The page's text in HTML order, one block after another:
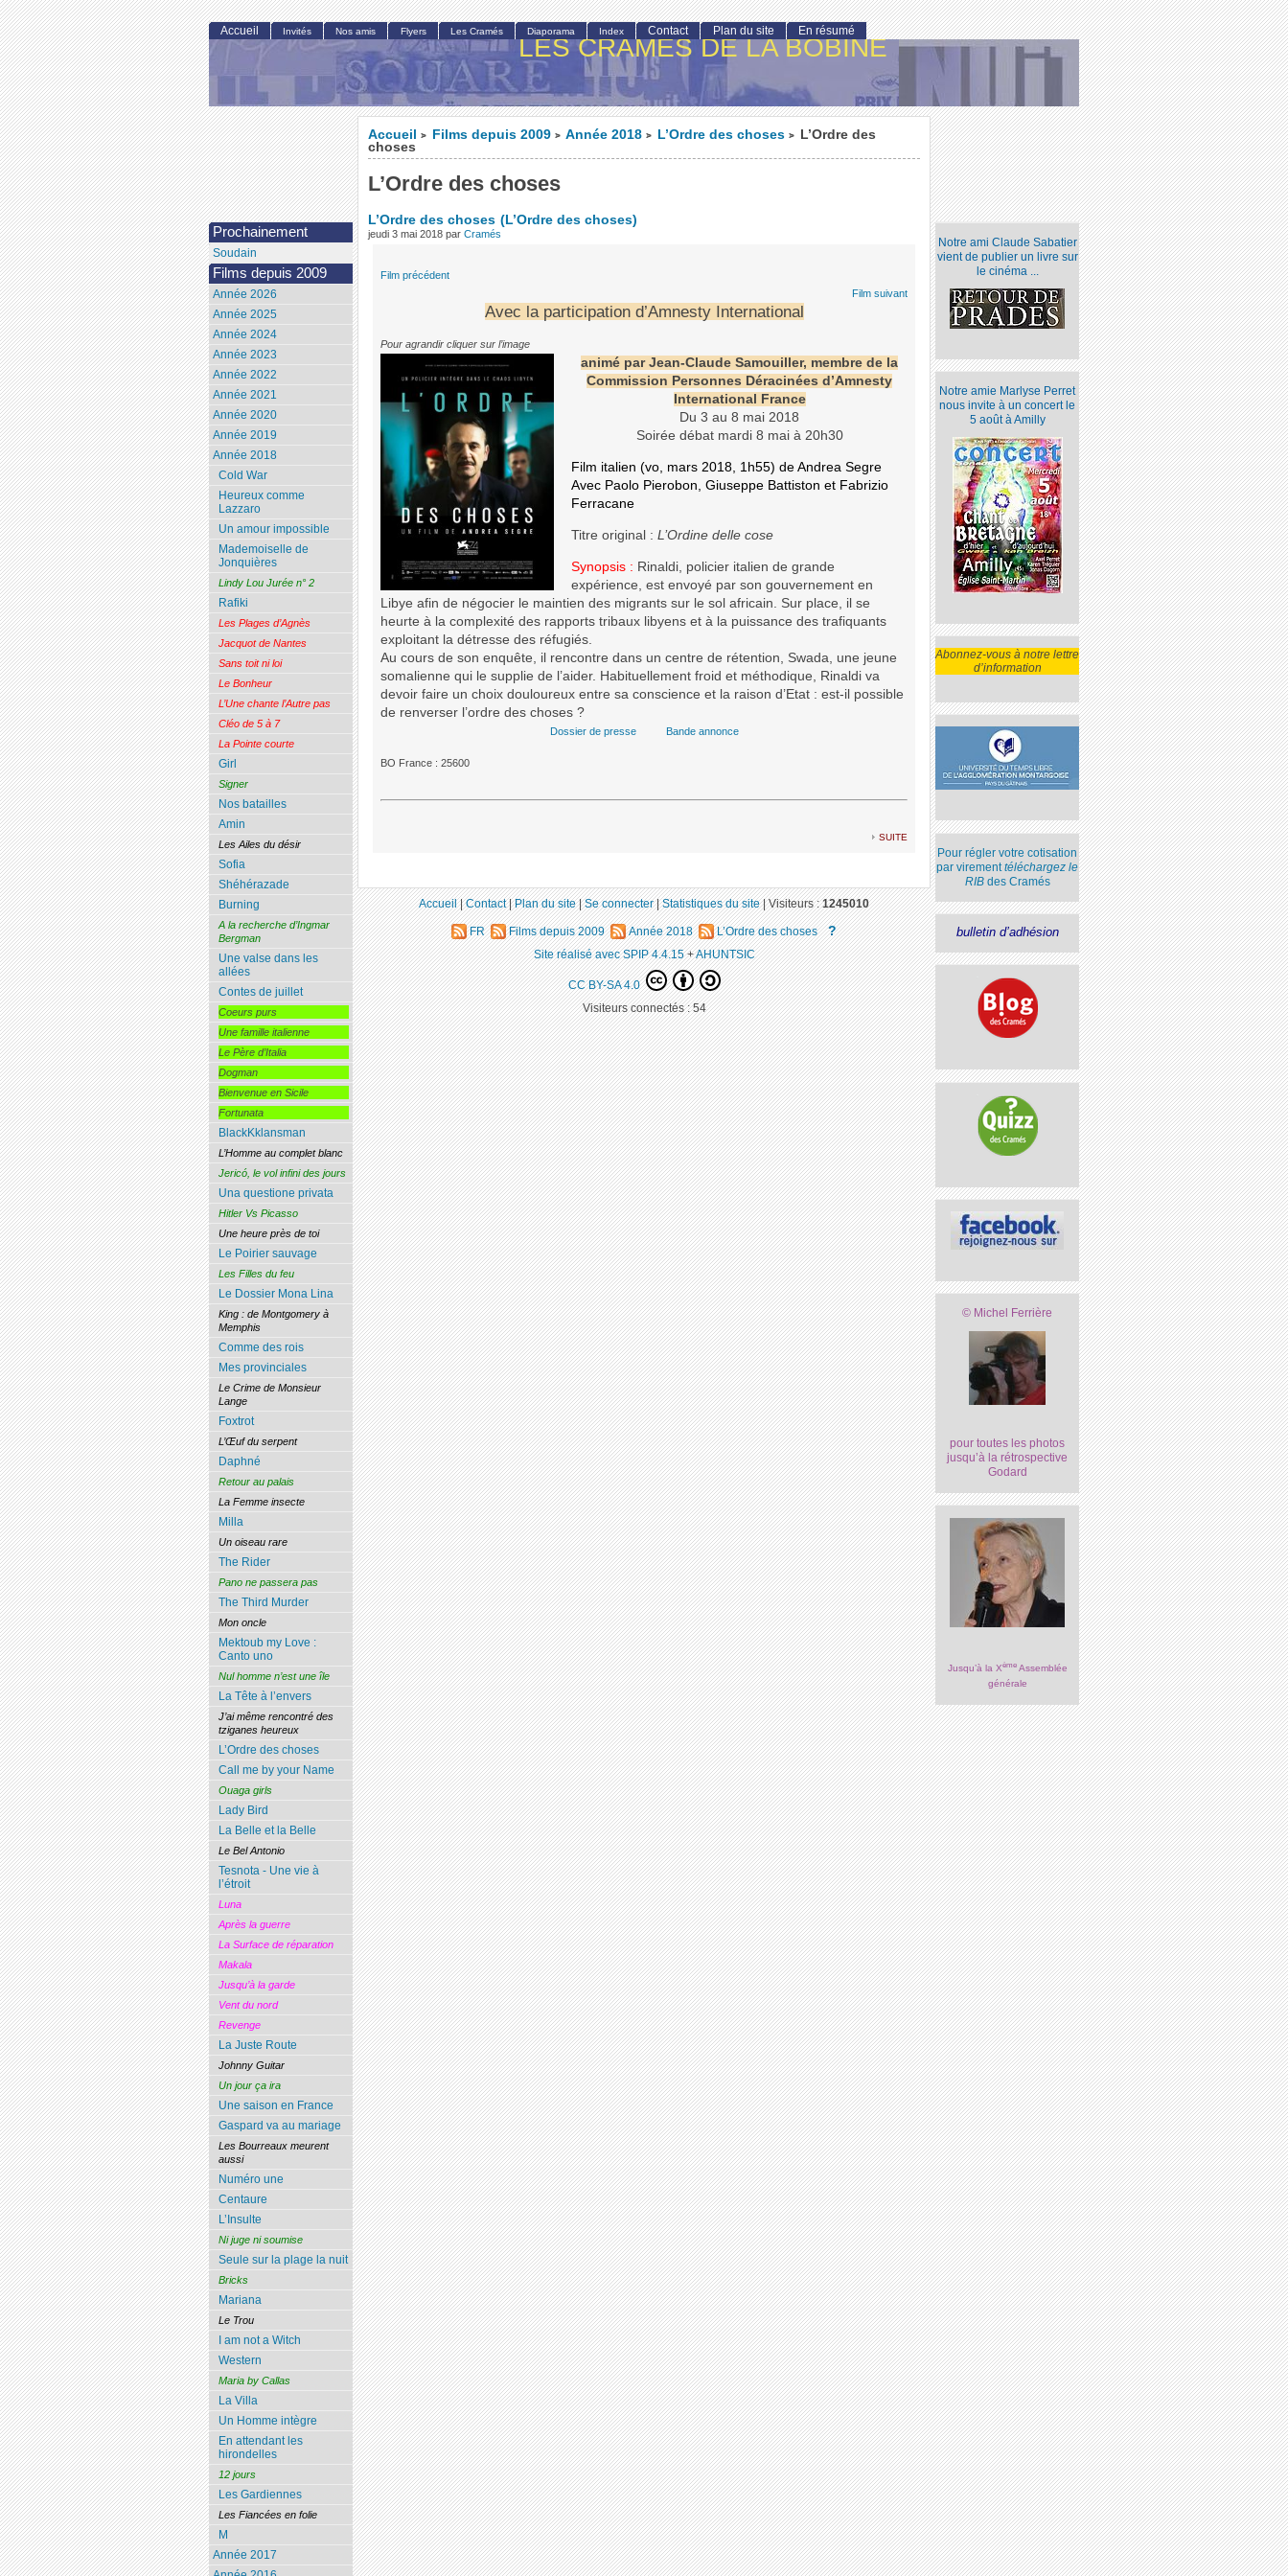
LES CRAMÉS DE LA BOBINE
Accueil > Films depuis 2009 > Année 2018 > L’Ordre des choses >
L’Ordre des
choses
L’Ordre des choses
L’Ordre des choses (L’Ordre des choses)
jeudi 3 mai 2018 par Cramés
Film précédent
Film suivant
Avec la participation d’Amnesty International
Pour agrandir cliquer sur l’image
animé par Jean-Claude Samouiller, membre de la
Commission Personnes Déracinées d’Amnesty
International France
Du 3 au 8 mai 2018
Soirée débat mardi 8 mai à 20h30
Film italien (vo, mars 2018, 1h55) de Andrea Segre
Avec Paolo Pierobon, Giuseppe Battiston et Fabrizio
Ferracane
Titre original : L’Ordine delle cose
Synopsis : Rinaldi, policier italien de grande
expérience, est envoyé par son gouvernement en
Libye afin de négocier le maintien des migrants sur le sol africain. Sur place, il se
heurte à la complexité des rapports tribaux libyens et à la puissance des trafiquants
exploitant la détresse des réfugiés.
Au cours de son enquête, il rencontre dans un centre de rétention, Swada, une jeune
somalienne qui le supplie de l’aider. Habituellement froid et méthodique, Rinaldi va
devoir faire un choix douloureux entre sa conscience et la raison d’Etat : est-il possible
de renverser l’ordre des choses ?
Dossier de presse Bande annonce
BO France : 25600
suite
Notre ami Claude Sabatier
vient de publier un livre sur
le cinéma ...
Notre amie Marlyse Perret
nous invite à un concert le
5 août à Amilly
Abonnez-vous à notre lettre
d’information
Pour régler votre cotisation
par virementtéléchargez le
RIBdes Cramés
bulletin d’adhésion
© Michel Ferrière
pour toutes les photos
jusqu’à la rétrospective
Godard
Jusqu’à la XèmeAssemblée
générale
Accueil Invités Nos amis Flyers Les Cramés Diaporama Index Contact Plan du site En résumé
Prochainement
Soudain
Films depuis 2009
Année 2026
Année 2025
Année 2024
Année 2023
Année 2022
Année 2021
Année 2020
Année 2019
Année 2018
Cold War
Heureux comme
Lazzaro
Un amour impossible
Mademoiselle de
Jonquières
Lindy Lou Jurée n° 2
Rafiki
Les Plages d’Agnès
Jacquot de Nantes
Sans toit ni loi
Le Bonheur
L’Une chante l’Autre pas
Cléo de 5 à 7
La Pointe courte
Girl
Signer
Nos batailles
Amin
Les Ailes du désir
Sofia
Shéhérazade
Burning
A la recherche d’Ingmar
Bergman
Une valse dans les
allées
Contes de juillet
Coeurs purs
Une famille italienne
Le Père d’Italia
Dogman
Bienvenue en Sicile
Fortunata
BlackKklansman
L’Homme au complet blanc
Jericó, le vol infini des jours
Una questione privata
Hitler Vs Picasso
Une heure près de toi
Le Poirier sauvage
Les Filles du feu
Le Dossier Mona Lina
King : de Montgomery à
Memphis
Comme des rois
Mes provinciales
Le Crime de Monsieur
Lange
Foxtrot
L’Œuf du serpent
Daphné
Retour au palais
La Femme insecte
Milla
Un oiseau rare
The Rider
Pano ne passera pas
The Third Murder
Mon oncle
Mektoub my Love :
Canto uno
Nul homme n’est une île
La Tête à l’envers
J’ai même rencontré des
tziganes heureux
L’Ordre des choses
Call me by your Name
Ouaga girls
Lady Bird
La Belle et la Belle
Le Bel Antonio
Tesnota - Une vie à
l’étroit
Luna
Après la guerre
La Surface de réparation
Makala
Jusqu’à la garde
Vent du nord
Revenge
La Juste Route
Johnny Guitar
Un jour ça ira
Une saison en France
Gaspard va au mariage
Les Bourreaux meurent
aussi
Numéro une
Centaure
L’Insulte
Ni juge ni soumise
Seule sur la plage la nuit
Bricks
Mariana
Le Trou
I am not a Witch
Western
Maria by Callas
La Villa
Un Homme intègre
En attendant les
hirondelles
12 jours
Les Gardiennes
Les Fiancées en folie
M
Année 2017
Accueil|Contact|Plan du site|Se connecter|Statistiques du site|Visiteurs :1245010
FR Films depuis 2009 Année 2018 L’Ordre des choses ?
Site réalisé avec SPIP 4.4.15+AHUNTSIC
CC BY-SA 4.0
Visiteurs connectés :54